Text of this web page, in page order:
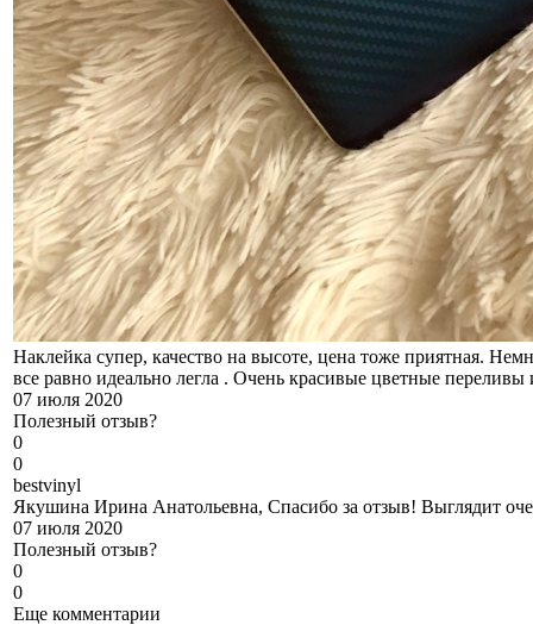
Наклейка супер, качество на высоте, цена тоже приятная.
все равно идеально легла . Очень красивые цветные переливы
07 июля 2020
Полезный отзыв?
0
0
bestvinyl
Якушина Ирина Анатольевна, Спасибо за отзыв! Выглядит
07 июля 2020
Полезный отзыв?
0
0
Еще комментарии